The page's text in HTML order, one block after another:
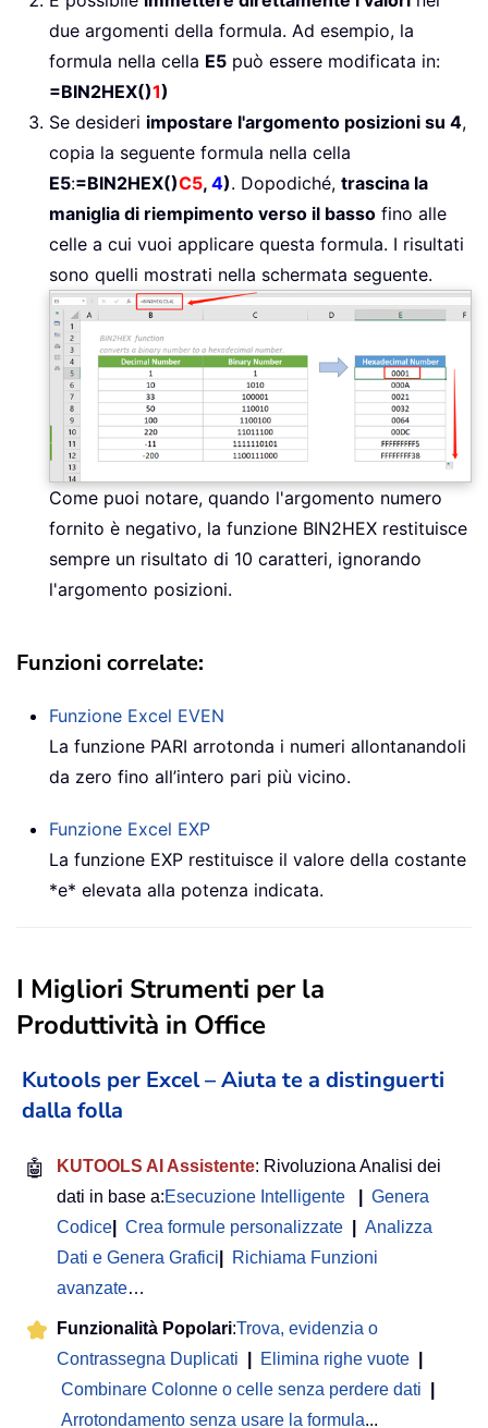
due argomenti della formula. Ad esempio, la
formula nella cella E5 può essere modificata in:
=BIN2HEX()1)
Se desideri impostare l'argomento posizioni su 4,
copia la seguente formula nella cella
E5:=BIN2HEX()C5, 4). Dopodiché, trascina la
maniglia di riempimento verso il basso fino alle
celle a cui vuoi applicare questa formula. I risultati
sono quelli mostrati nella schermata seguente.
Come puoi notare, quando l'argomento numero
fornito è negativo, la funzione BIN2HEX restituisce
sempre un risultato di 10 caratteri, ignorando
l'argomento posizioni.
Funzioni correlate:
Funzione Excel EVEN
La funzione PARI arrotonda i numeri allontanandoli
da zero fino all’intero pari più vicino.
Funzione Excel EXP
La funzione EXP restituisce il valore della costante
*e* elevata alla potenza indicata.
I Migliori Strumenti per la
Produttività in Office
Kutools per Excel – Aiuta te a distinguerti
dalla folla
🤖 KUTOOLS AI Assistente: Rivoluziona Analisi dei
dati in base a:Esecuzione Intelligente
Genera
Codice
Crea formule personalizzate
Analizza
Dati e Genera Grafici
Richiama Funzioni
avanzate…
Funzionalità Popolari:Trova, evidenzia o
Contrassegna Duplicati
Elimina righe vuote
Combinare Colonne o celle senza perdere dati
Arrotondamento senza usare la formula...